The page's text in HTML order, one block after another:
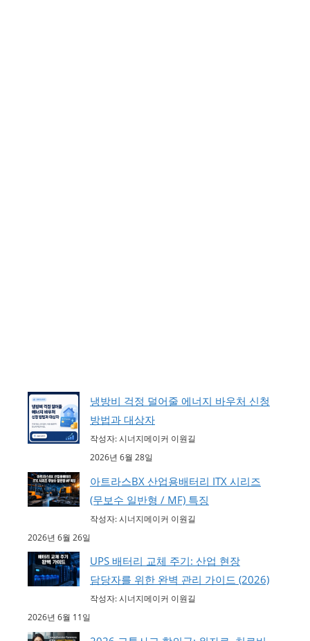
냉방비 걱정 덜어줄 에너지 바우처 신청
방법과 대상자
작성자: 시너지메이커 이원길
2026년 6월 28일
아트라스BX 산업용배터리 ITX 시리즈
(무보수 일반형 / MF) 특징
작성자: 시너지메이커 이원길
2026년 6월 26일
UPS 배터리 교체 주기: 산업 현장
담당자를 위한 완벽 관리 가이드 (2026)
작성자: 시너지메이커 이원길
2026년 6월 11일